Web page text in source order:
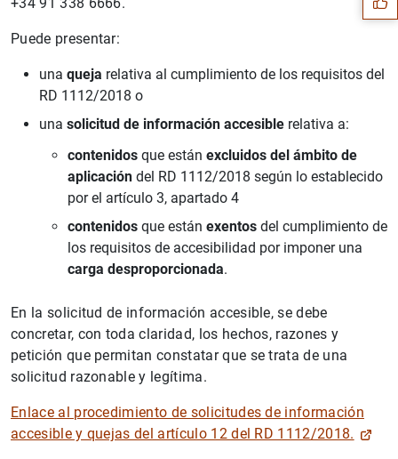
Puede presentar:
una queja relativa al cumplimiento de los requisitos del
RD 1112/2018 o
una solicitud de información accesible relativa a:
contenidos que están excluidos del ámbito de
aplicación del RD 1112/2018 según lo establecido
por el artículo 3, apartado 4
contenidos que están exentos del cumplimiento de
los requisitos de accesibilidad por imponer una
carga desproporcionada.
En la solicitud de información accesible, se debe
concretar, con toda claridad, los hechos, razones y
petición que permitan constatar que se trata de una
solicitud razonable y legítima.
Enlace al procedimiento de solicitudes de información
accesible y quejas del artículo 12 del RD 1112/2018.